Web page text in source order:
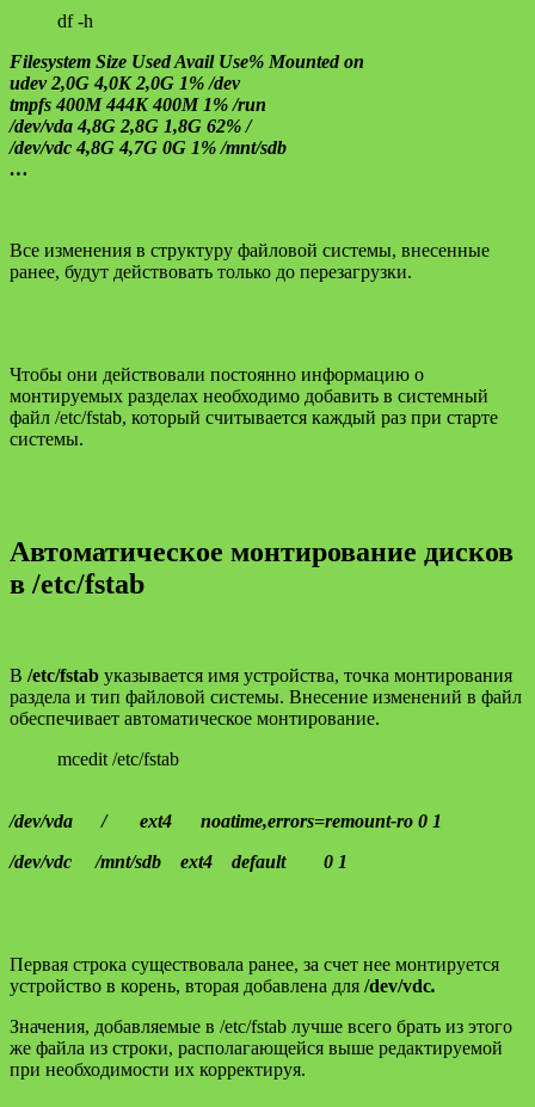
df -h
Filesystem Size Used Avail Use% Mounted on
udev 2,0G 4,0K 2,0G 1% /dev
tmpfs 400M 444K 400M 1% /run
/dev/vda 4,8G 2,8G 1,8G 62% /
/dev/vdc 4,8G 4,7G 0G 1% /mnt/sdb
…
Все изменения в структуру файловой системы, внесенные
ранее, будут действовать только до перезагрузки.
Чтобы они действовали постоянно информацию о
монтируемых разделах необходимо добавить в системный
файл /etc/fstab, который считывается каждый раз при старте
системы.
Автоматическое монтирование дисков
в /etc/fstab
В /etc/fstab указывается имя устройства, точка монтирования
раздела и тип файловой системы. Внесение изменений в файл
обеспечивает автоматическое монтирование.
mcedit /etc/fstab
/dev/vda / ext4 noatime,errors=remount-ro 0 1
/dev/vdc /mnt/sdb ext4 default 0 1
Первая строка существовала ранее, за счет нее монтируется
устройство в корень, вторая добавлена для /dev/vdc.
Значения, добавляемые в /etc/fstab лучше всего брать из этого
же файла из строки, располагающейся выше редактируемой
при необходимости их корректируя.